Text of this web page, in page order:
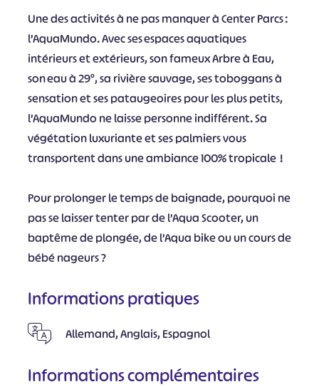
Une des activités à ne pas manquer à Center Parcs :
l’AquaMundo. Avec ses espaces aquatiques
intérieurs et extérieurs, son fameux Arbre à Eau,
son eau à 29°, sa rivière sauvage, ses toboggans à
sensation et ses pataugeoires pour les plus petits,
l’AquaMundo ne laisse personne indifférent. Sa
végétation luxuriante et ses palmiers vous
transportent dans une ambiance 100% tropicale !
Pour prolonger le temps de baignade, pourquoi ne
pas se laisser tenter par de l’Aqua Scooter, un
baptême de plongée, de l’Aqua bike ou un cours de
bébé nageurs ?
Informations pratiques
Allemand, Anglais, Espagnol
Informations complémentaires